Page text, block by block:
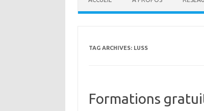
TAG ARCHIVES: LUSS
Formations